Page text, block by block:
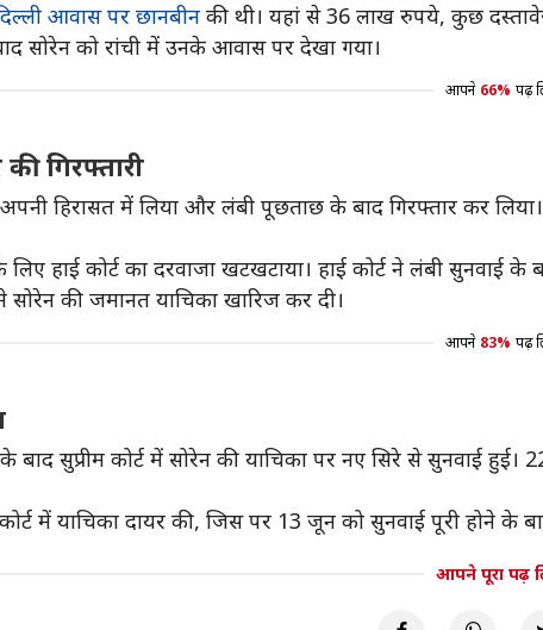
आवास पर छानबीन की थी। यहां से 36 लाख रुपये, कुछ
सोरेन को रांची में उनके आवास पर देखा गया।
आपने 66% पढ़
गिरफ्तारी
हिरासत में लिया और लंबी पूछताछ के बाद गिरफ्तार कर
हाई कोर्ट का दरवाजा खटखटाया। हाई कोर्ट ने लंबी सुनवाई के
सोरेन की जमानत याचिका खारिज कर दी।
आपने 83% पढ़
बाद सुप्रीम कोर्ट में सोरेन की याचिका पर नए सिरे से सुनवाई
में याचिका दायर की, जिस पर 13 जून को सुनवाई पूरी होने
आपने पूरा पढ़